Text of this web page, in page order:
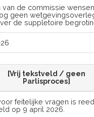
van de commissie wensen
geen
de suppletoire
[Vrij tekstveld / geen
Parlisproces]
feitelijke vragen is
op 9 april 2026.